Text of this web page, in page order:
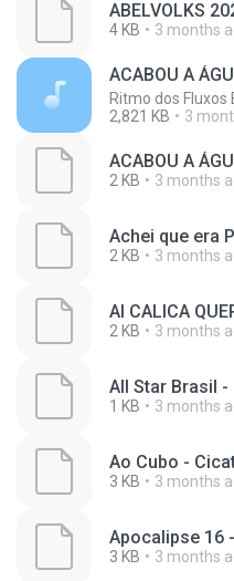
4 KB 3 months
Ritmo dos Fluxos
2,821 KB
3
2 KB 3 months
2 KB 3 months
2 KB 3 months
1 KB 3 months
3 KB 3 months
3 KB 3 months